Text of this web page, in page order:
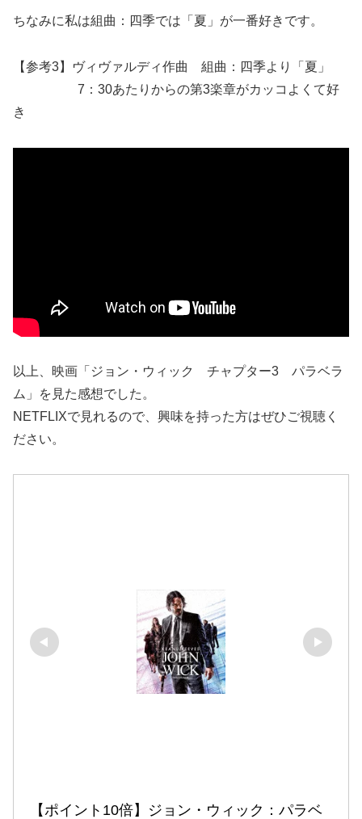
ちなみに私は組曲：四季では「夏」が一番好きです。
【参考3】ヴィヴァルディ作曲 組曲：四季より「夏」
7：30あたりからの第3楽章がカッコよくて好
き
以上、映画「ジョン・ウィック チャプター3 パラベラ
ム」を見た感想でした。
NETFLIXで見れるので、興味を持った方はぜひご視聴く
ださい。
【ポイント10倍】ジョン・ウィック：パラベ